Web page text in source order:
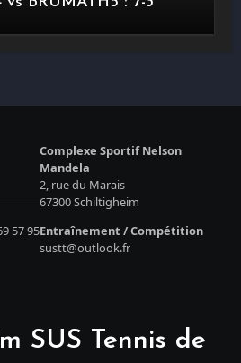
Complexe Sportif Nelson
Mandela
2, rue du Marais
67300 Schiltigheim
57 95Entraînement / Compétition
sustt@outlook.fr
SUS Tennis de